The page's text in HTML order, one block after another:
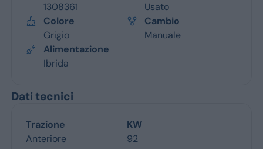
Vedi tutti i marchi
1308361
Usato
Colore
Grigio
Cambio
Manuale
Alimentazione
Ibrida
Dati tecnici
Trazione
Anteriore
KW
92